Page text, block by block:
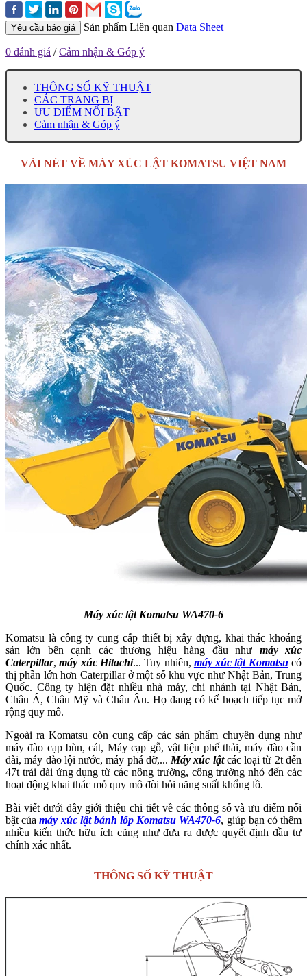
Yêu cầu báo giá Sản phẩm Liên quan Data Sheet
0 đánh giá /Cảm nhận & Góp ý
THÔNG SỐ KỸ THUẬT
CÁC TRANG BỊ
ƯU ĐIỂM NỔI BẬT
Cảm nhận & Góp ý
VÀI NÉT VỀ MÁY XÚC LẬT KOMATSU VIỆT NAM
Máy xúc lật Komatsu WA470-6
Komatsu là công ty cung cấp thiết bị xây dựng, khai thác khoáng
sản lớn bên cạnh các thương hiệu hàng đầu như máy xúc
Caterpillar,máy xúc Hitachi... Tuy nhiên, máy xúc lật Komatsucó
thị phần lớn hơn Caterpillar ở một số khu vực như Nhật Bản, Trung
Quốc. Công ty hiện đặt nhiều nhà máy, chi nhánh tại Nhật Bản,
Châu Á, Châu Mỹ và Châu Âu. Họ đang có kế hoạch tiếp tục mở
rộng quy mô.
Ngoài ra Komatsu còn cung cấp các sản phẩm chuyên dụng như
máy đào cạp bùn, cát, Máy cạp gỗ, vật liệu phế thải, máy đào cần
dài, máy đào lội nước, máy phá dỡ,... Máy xúc lậtcác loại từ 2t đến
47t trải dài ứng dụng từ các nông trường, công trường nhỏ đến các
hoạt động khai thác mỏ quy mô đòi hỏi năng suất khổng lồ.
Bài viết dưới đây giới thiệu chi tiết về các thông số và ưu điểm nổi
bật củamáy xúc lật bánh lốp Komatsu WA470-6, giúp bạn có thêm
nhiều kiến thức hữu ích cũng như đưa ra được quyết định đầu tư
chính xác nhất.
THÔNG SỐ KỸ THUẬT